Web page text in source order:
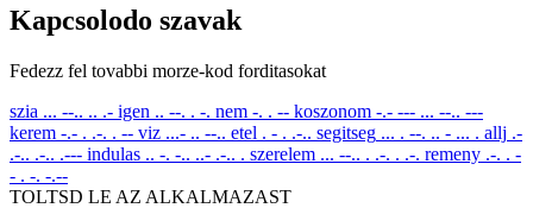
Kapcsolodo szavak
Fedezz fel tovabbi morze-kod forditasokat
szia ... --.. .. .- igen .. --. . -. nem -. . -- koszonom -.- --- ... --.. ---
kerem -.- . .-. . -- viz ...- .. --.. etel . - . .-.. segitseg ... . --. .. - ... . allj .-
.-.. .-.. .--- indulas .. -. -.. ..- .-.. . szerelem ... --.. . .-. . .-. remeny .-. . -
- . -. -.--
TOLTSD LE AZ ALKALMAZAST